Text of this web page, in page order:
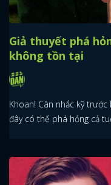
Giả thuyết phá
không tồn tại
Khoan! Cân nhắc kỹ
đây có thể phá hỏng cả